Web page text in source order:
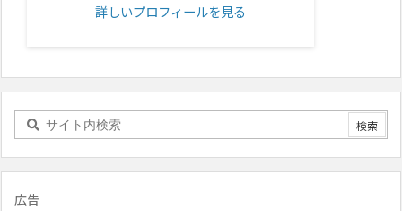
詳しいプロフィールを見る
広告